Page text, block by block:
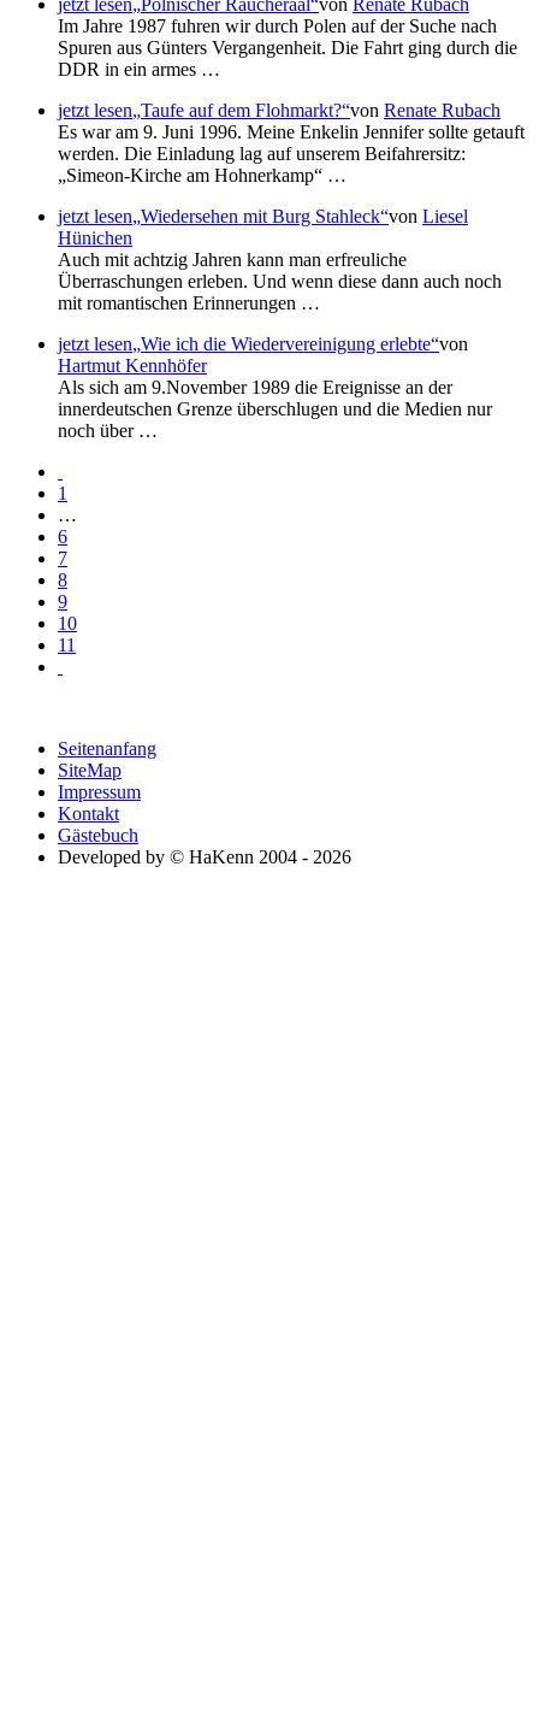
jetzt lesen Polnischer Räucheraal von Renate Rubach
Im Jahre 1987 fuhren wir durch Polen auf der Suche nach
Spuren aus Günters Vergangenheit. Die Fahrt ging durch die
DDR in ein armes …
jetzt lesen Taufe auf dem Flohmarkt? von Renate Rubach
Es war am 9. Juni 1996. Meine Enkelin Jennifer sollte getauft
werden. Die Einladung lag auf unserem Beifahrersitz:
Simeon-Kirche am Hohnerkamp
…
jetzt lesen Wiedersehen mit Burg Stahleck von Liesel
Hünichen
Auch mit achtzig Jahren kann man erfreuliche
Überraschungen erleben. Und wenn diese dann auch noch
mit romantischen Erinnerungen …
jetzt lesen Wie ich die Wiedervereinigung erlebte von
Hartmut Kennhöfer
Als sich am 9.November 1989 die Ereignisse an der
innerdeutschen Grenze überschlugen und die Medien nur
noch über …
1
…
6
7
8
9
10
11
Seitenanfang
SiteMap
Impressum
Kontakt
Gästebuch
Developed by © HaKenn 2004 - 2026